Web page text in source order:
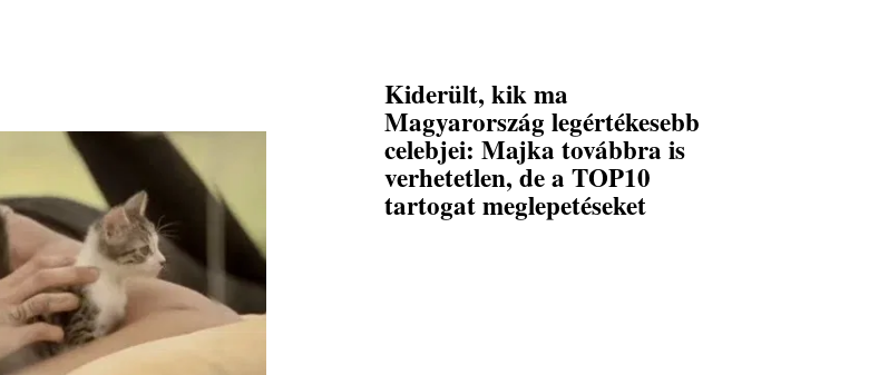
Kiderült, kik ma
Magyarország legértékesebb
celebjei: Majka továbbra is
verhetetlen, de a TOP10
tartogat meglepetéseket